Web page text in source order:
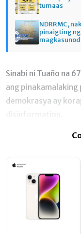
tumaas
NDRRMC,
pinaigting ng
Sinabi ni Tuaño na
ang
demokrasya ay
disinformation.